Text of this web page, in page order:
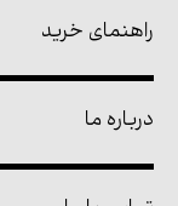
راهنمای خرید
درباره ما